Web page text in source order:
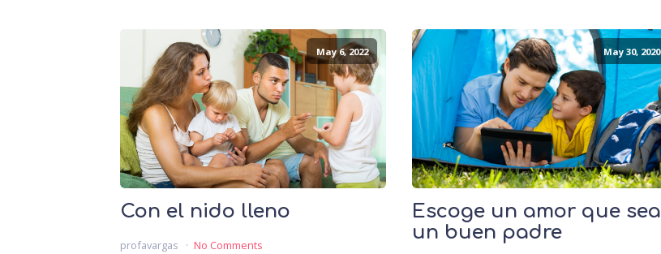
May 6, 2022
Con el nido lleno
profavargas No Comments
May 30, 2020
Escoge un amor que sea
un buen padre